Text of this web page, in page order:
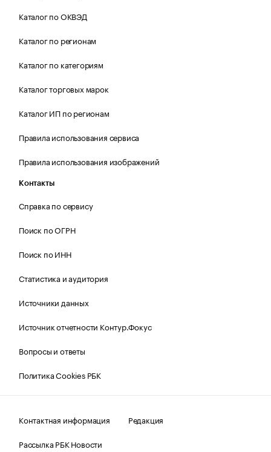
Каталог по ОКВЭД
Каталог по регионам
Каталог по категориям
Каталог торговых марок
Каталог ИП по регионам
Правила использования сервиса
Правила использования изображений
Контакты
Справка по сервису
Поиск по ОГРН
Поиск по ИНН
Статистика и аудитория
Источники данных
Источник отчетности Контур.Фокус
Вопросы и ответы
Политика Cookies РБК
Контактная информация
Редакция
Рассылка РБК Новости